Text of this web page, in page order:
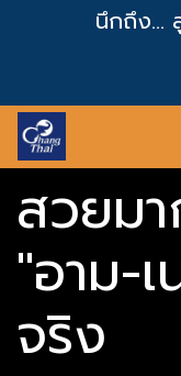
นึกถึง...
สวยม
"อาม-
จริง